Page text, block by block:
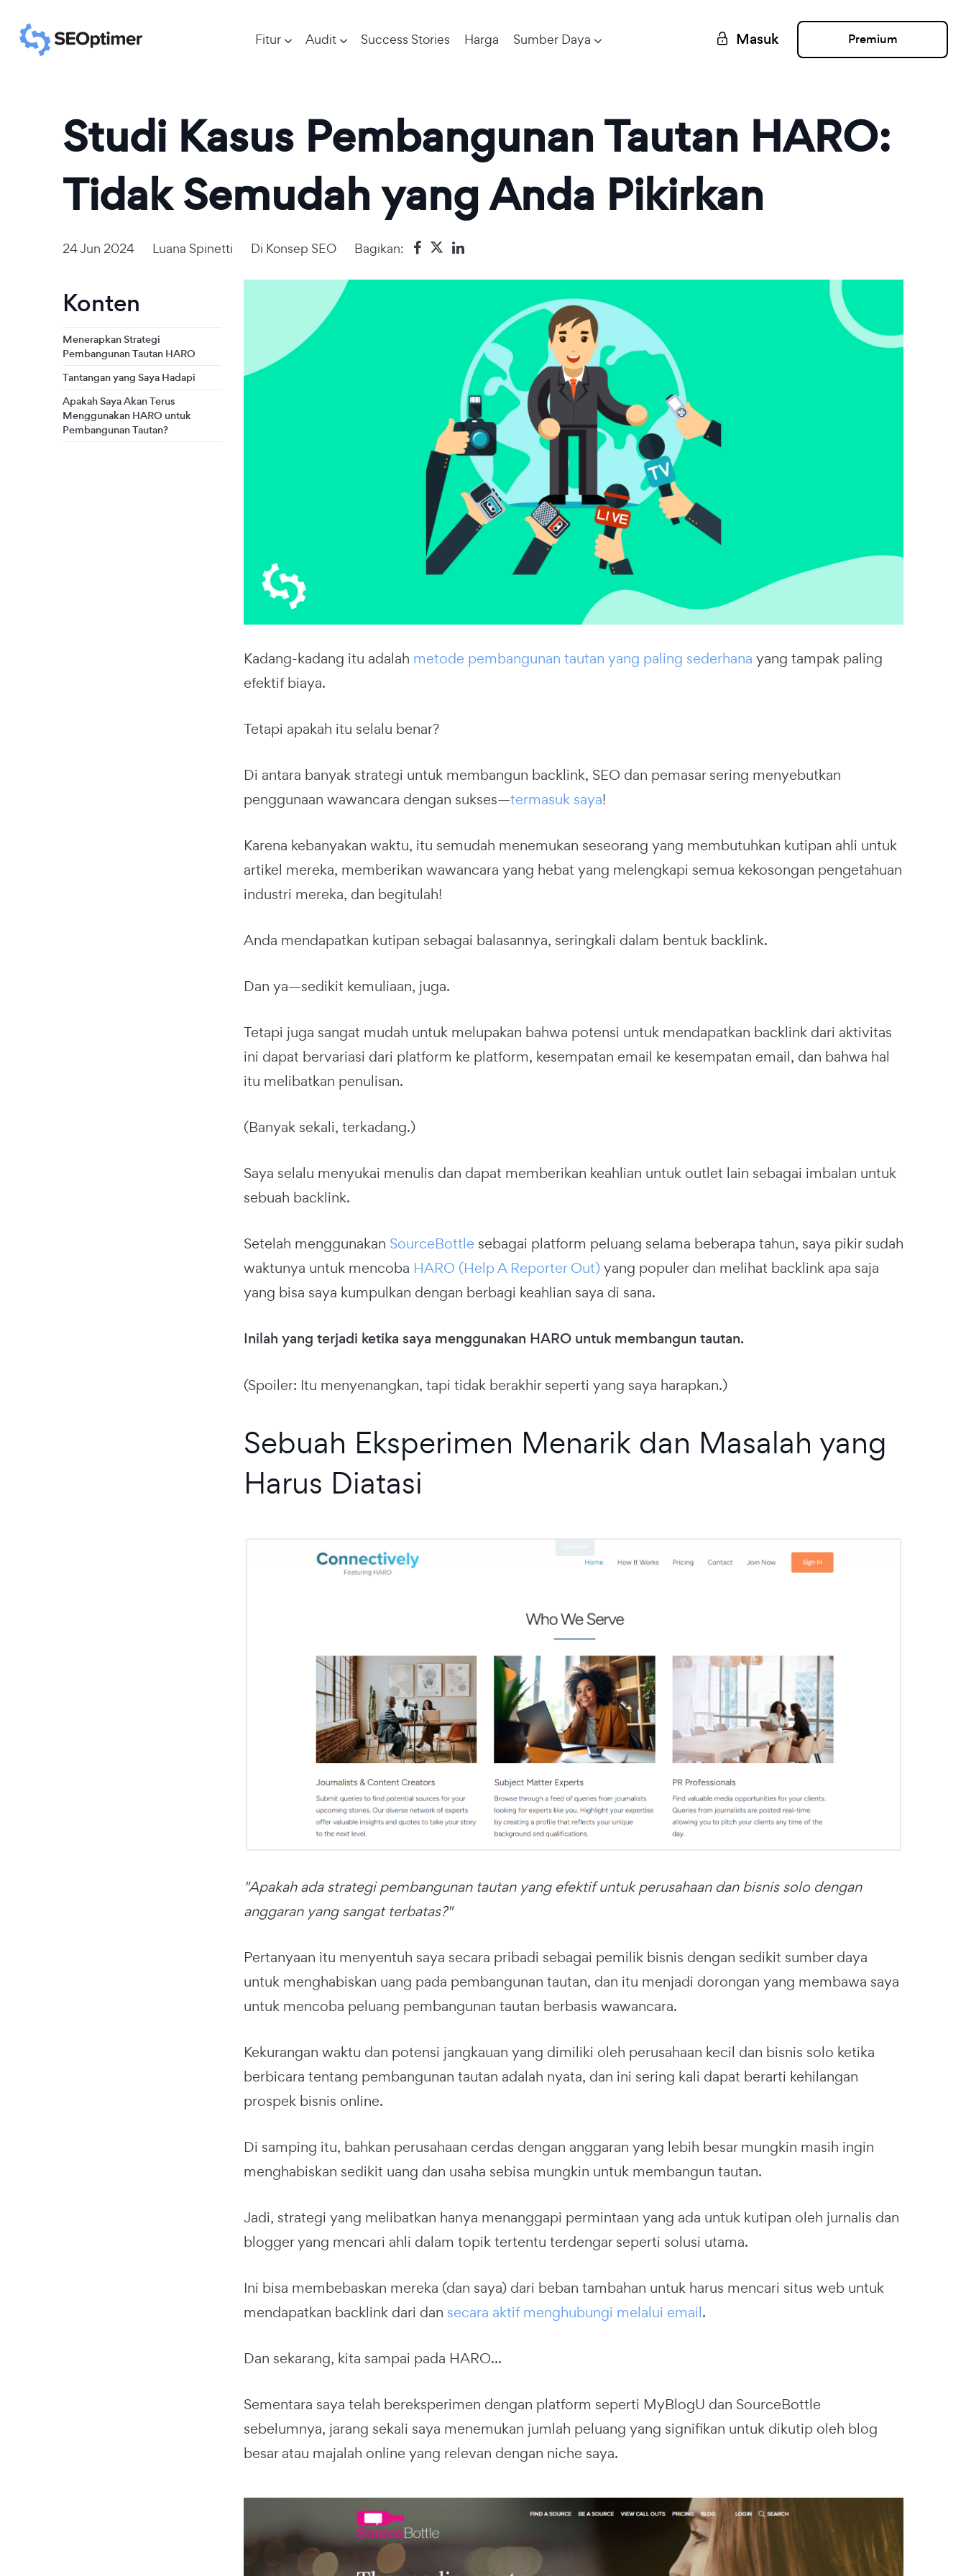
Fitur Audit Success Stories Harga Sumber Daya Masuk Premium
Studi Kasus Pembangunan Tautan HARO:
Tidak Semudah yang Anda Pikirkan
24 Jun 2024 Luana Spinetti Di Konsep SEO Bagikan:
Konten
Menerapkan Strategi
Pembangunan Tautan HARO
Tantangan yang Saya Hadapi
Apakah Saya Akan Terus
Menggunakan HARO untuk
Pembangunan Tautan?
Kadang-kadang itu adalah metode pembangunan tautan yang paling sederhana yang tampak paling
efektif biaya.
Tetapi apakah itu selalu benar?
Di antara banyak strategi untuk membangun backlink, SEO dan pemasar sering menyebutkan
penggunaan wawancara dengan sukses—termasuk saya!
Karena kebanyakan waktu, itu semudah menemukan seseorang yang membutuhkan kutipan ahli untuk
artikel mereka, memberikan wawancara yang hebat yang melengkapi semua kekosongan pengetahuan
industri mereka, dan begitulah!
Anda mendapatkan kutipan sebagai balasannya, seringkali dalam bentuk backlink.
Dan ya—sedikit kemuliaan, juga.
Tetapi juga sangat mudah untuk melupakan bahwa potensi untuk mendapatkan backlink dari aktivitas
ini dapat bervariasi dari platform ke platform, kesempatan email ke kesempatan email, dan bahwa hal
itu melibatkan penulisan.
(Banyak sekali, terkadang.)
Saya selalu menyukai menulis dan dapat memberikan keahlian untuk outlet lain sebagai imbalan untuk
sebuah backlink.
Setelah menggunakan SourceBottle sebagai platform peluang selama beberapa tahun, saya pikir sudah
waktunya untuk mencoba HARO (Help A Reporter Out)yang populer dan melihat backlink apa saja
yang bisa saya kumpulkan dengan berbagi keahlian saya di sana.
Inilah yang terjadi ketika saya menggunakan HARO untuk membangun tautan.
(Spoiler: Itu menyenangkan, tapi tidak berakhir seperti yang saya harapkan.)
Sebuah Eksperimen Menarik dan Masalah yang
Harus Diatasi
"Apakah ada strategi pembangunan tautan yang efektif untuk perusahaan dan bisnis solo dengan
anggaran yang sangat terbatas?"
Pertanyaan itu menyentuh saya secara pribadi sebagai pemilik bisnis dengan sedikit sumber daya
untuk menghabiskan uang pada pembangunan tautan, dan itu menjadi dorongan yang membawa saya
untuk mencoba peluang pembangunan tautan berbasis wawancara.
Kekurangan waktu dan potensi jangkauan yang dimiliki oleh perusahaan kecil dan bisnis solo ketika
berbicara tentang pembangunan tautan adalah nyata, dan ini sering kali dapat berarti kehilangan
prospek bisnis online.
Di samping itu, bahkan perusahaan cerdas dengan anggaran yang lebih besar mungkin masih ingin
menghabiskan sedikit uang dan usaha sebisa mungkin untuk membangun tautan.
Jadi, strategi yang melibatkan hanya menanggapi permintaan yang ada untuk kutipan oleh jurnalis dan
blogger yang mencari ahli dalam topik tertentu terdengar seperti solusi utama.
Ini bisa membebaskan mereka (dan saya) dari beban tambahan untuk harus mencari situs web untuk
mendapatkan backlink dari dan secara aktif menghubungi melalui email.
Dan sekarang, kita sampai pada HARO...
Sementara saya telah bereksperimen dengan platform seperti MyBlogU dan SourceBottle
sebelumnya, jarang sekali saya menemukan jumlah peluang yang signifikan untuk dikutip oleh blog
besar atau majalah online yang relevan dengan niche saya.